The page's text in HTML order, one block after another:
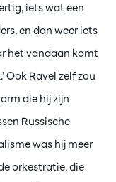
iets wat een
en dan weer iets
het vandaan komt
Ook Ravel zelf zou
die hij zijn
Russische
was hij meer
orkestratie, die